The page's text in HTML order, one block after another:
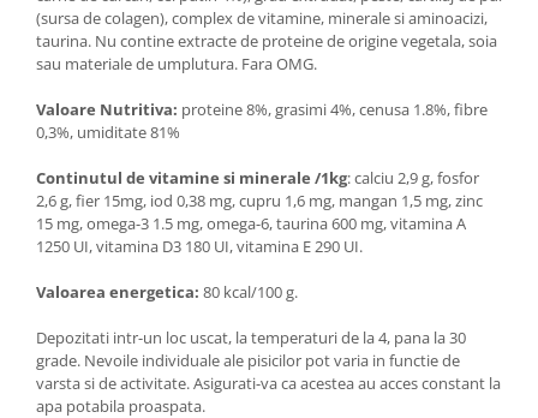
(sursa de colagen), complex de vitamine, minerale si aminoacizi,
taurina. Nu contine extracte de proteine de origine vegetala, soia
sau materiale de umplutura. Fara OMG.
Valoare Nutritiva: proteine 8%, grasimi 4%, cenusa 1.8%, fibre
0,3%, umiditate 81%
Continutul de vitamine si minerale /1kg: calciu 2,9 g, fosfor
2,6 g, fier 15mg, iod 0,38 mg, cupru 1,6 mg, mangan 1,5 mg, zinc
15 mg, omega-3 1.5 mg, omega-6, taurina 600 mg, vitamina A
1250 UI, vitamina D3 180 UI, vitamina E 290 UI.
Valoarea energetica: 80 kcal/100 g.
Depozitati intr-un loc uscat, la temperaturi de la 4, pana la 30
grade. Nevoile individuale ale pisicilor pot varia in functie de
varsta si de activitate. Asigurati-va ca acestea au acces constant la
apa potabila proaspata.